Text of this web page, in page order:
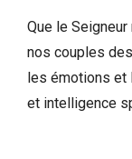
Que le
nos couples
les émotions et
et intelligence